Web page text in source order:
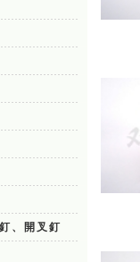
、開叉釘